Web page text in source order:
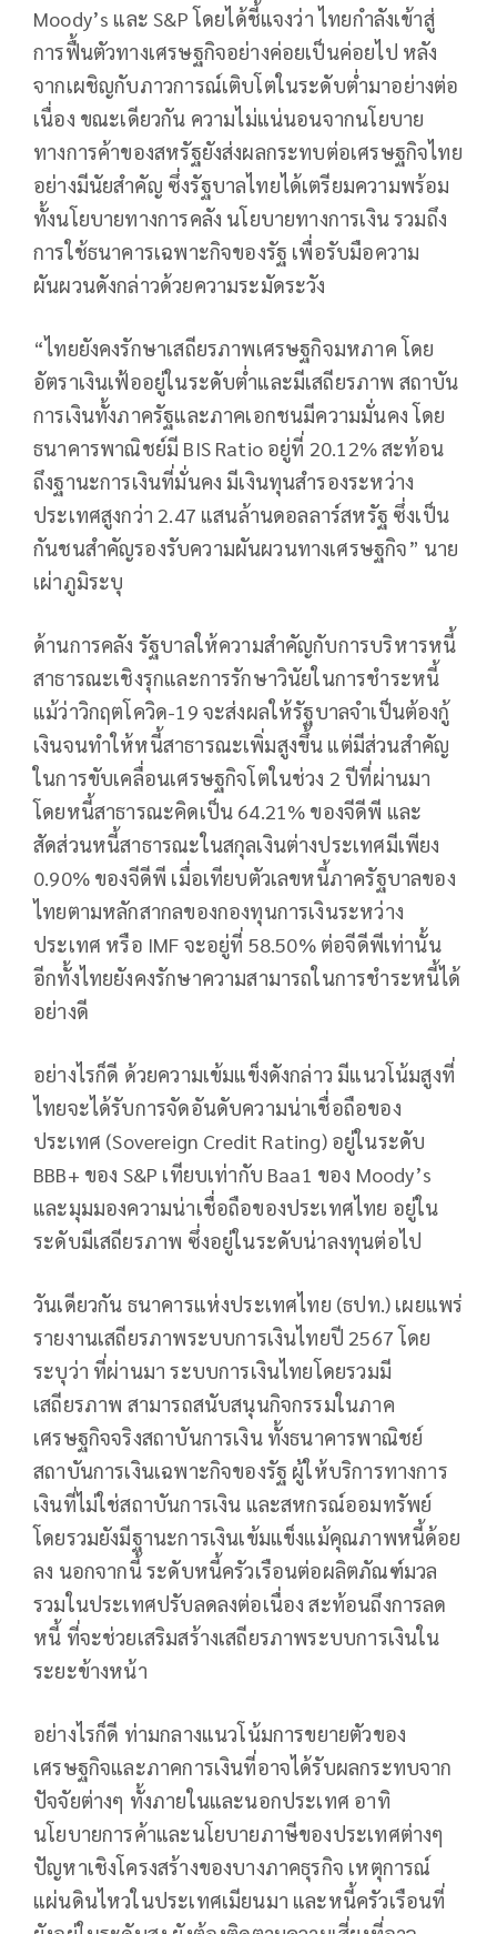
Moody’s และ S&P โดยได้ชี้แจงว่า ไทยกำลังเข้าสู่
การฟื้นตัวทางเศรษฐกิจอย่างค่อยเป็นค่อยไป หลัง
จากเผชิญกับภาวการณ์เติบโตในระดับต่ำมาอย่างต่อ
เนื่อง ขณะเดียวกัน ความไม่แน่นอนจากนโยบาย
ทางการค้าของสหรัฐยังส่งผลกระทบต่อเศรษฐกิจไทย
อย่างมีนัยสำคัญ ซึ่งรัฐบาลไทยได้เตรียมความพร้อม
ทั้งนโยบายทางการคลัง นโยบายทางการเงิน รวมถึง
การใช้ธนาคารเฉพาะกิจของรัฐ เพื่อรับมือความ
ผันผวนดังกล่าวด้วยความระมัดระวัง
“ไทยยังคงรักษาเสถียรภาพเศรษฐกิจมหภาค โดย
อัตราเงินเฟ้ออยู่ในระดับต่ำและมีเสถียรภาพ สถาบัน
การเงินทั้งภาครัฐและภาคเอกชนมีความมั่นคง โดย
ธนาคารพาณิชย์มี BIS Ratio อยู่ที่ 20.12% สะท้อน
ถึงฐานะการเงินที่มั่นคง มีเงินทุนสำรองระหว่าง
ประเทศสูงกว่า 2.47 แสนล้านดอลลาร์สหรัฐ ซึ่งเป็น
กันชนสำคัญรองรับความผันผวนทางเศรษฐกิจ” นาย
เผ่าภูมิระบุ
ด้านการคลัง รัฐบาลให้ความสำคัญกับการบริหารหนี้
สาธารณะเชิงรุกและการรักษาวินัยในการชำระหนี้
แม้ว่าวิกฤตโควิด-19 จะส่งผลให้รัฐบาลจำเป็นต้องกู้
เงินจนทำให้หนี้สาธารณะเพิ่มสูงขึ้น แต่มีส่วนสำคัญ
ในการขับเคลื่อนเศรษฐกิจโตในช่วง 2 ปีที่ผ่านมา
โดยหนี้สาธารณะคิดเป็น 64.21% ของจีดีพี และ
สัดส่วนหนี้สาธารณะในสกุลเงินต่างประเทศมีเพียง
0.90% ของจีดีพี เมื่อเทียบตัวเลขหนี้ภาครัฐบาลของ
ไทยตามหลักสากลของกองทุนการเงินระหว่าง
ประเทศ หรือ IMF จะอยู่ที่ 58.50% ต่อจีดีพีเท่านั้น
อีกทั้งไทยยังคงรักษาความสามารถในการชำระหนี้ได้
อย่างดี
อย่างไรก็ดี ด้วยความเข้มแข็งดังกล่าว มีแนวโน้มสูงที่
ไทยจะได้รับการจัดอันดับความน่าเชื่อถือของ
ประเทศ (Sovereign Credit Rating) อยู่ในระดับ
BBB+ ของ S&P เทียบเท่ากับ Baa1 ของ Moody’s
และมุมมองความน่าเชื่อถือของประเทศไทย อยู่ใน
ระดับมีเสถียรภาพ ซึ่งอยู่ในระดับน่าลงทุนต่อไป
วันเดียวกัน ธนาคารแห่งประเทศไทย (ธปท.) เผยแพร่
รายงานเสถียรภาพระบบการเงินไทยปี 2567 โดย
ระบุว่า ที่ผ่านมา ระบบการเงินไทยโดยรวมมี
เสถียรภาพ สามารถสนับสนุนกิจกรรมในภาค
เศรษฐกิจจริงสถาบันการเงิน ทั้งธนาคารพาณิชย์
สถาบันการเงินเฉพาะกิจของรัฐ ผู้ให้บริการทางการ
เงินที่ไม่ใช่สถาบันการเงิน และสหกรณ์ออมทรัพย์
โดยรวมยังมีฐานะการเงินเข้มแข็งแม้คุณภาพหนี้ด้อย
ลง นอกจากนี้ ระดับหนี้ครัวเรือนต่อผลิตภัณฑ์มวล
รวมในประเทศปรับลดลงต่อเนื่อง สะท้อนถึงการลด
หนี้ ที่จะช่วยเสริมสร้างเสถียรภาพระบบการเงินใน
ระยะข้างหน้า
อย่างไรก็ดี ท่ามกลางแนวโน้มการขยายตัวของ
เศรษฐกิจและภาคการเงินที่อาจได้รับผลกระทบจาก
ปัจจัยต่างๆ ทั้งภายในและนอกประเทศ อาทิ
นโยบายการค้าและนโยบายภาษีของประเทศต่างๆ
ปัญหาเชิงโครงสร้างของบางภาคธุรกิจ เหตุการณ์
แผ่นดินไหวในประเทศเมียนมา และหนี้ครัวเรือนที่